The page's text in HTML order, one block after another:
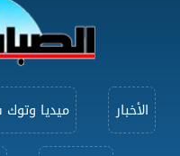
الأخبار ميديا